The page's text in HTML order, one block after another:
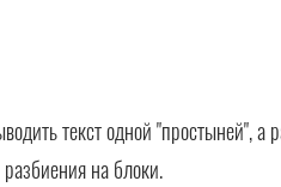
текст одной "простыней", а
на блоки.